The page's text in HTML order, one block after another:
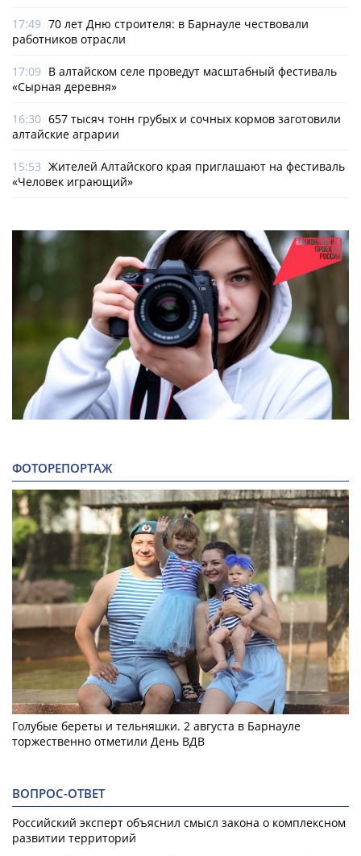
17:49 70 лет Дню строителя: в Барнауле чествовали
работников отрасли
17:09 В алтайском селе проведут масштабный фестиваль
«Сырная деревня»
16:30 657 тысяч тонн грубых и сочных кормов заготовили
алтайские аграрии
15:53 Жителей Алтайского края приглашают на фестиваль
«Человек играющий»
ФОТОРЕПОРТАЖ
Голубые береты и тельняшки. 2 августа в Барнауле
торжественно отметили День ВДВ
ВОПРОС-ОТВЕТ
Российский эксперт объяснил смысл закона о комплексном
развитии территорий